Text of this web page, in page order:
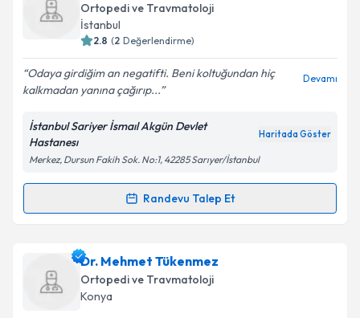
Ortopedi ve Travmatoloji
İstanbul
2.8 (2 Değerlendirme)
Odaya girdiğim an negatifti. Beni koltuğundan hiç
kalkmadan yanına çağırıp...
Devamı
İstanbul Sariyer İsmaıl Akgün Devlet
Hastanesı
Haritada Göster
Merkez, Dursun Fakih Sok. No:1, 42285 Sarıyer/İstanbul
Randevu Talep Et
Randevu Takvimi Talebi
Uzm. Dr. Mesut Cömertiçin randevu takvimi talebi
oluşturun. Size bu uzmandan randevu almanız için bir
takvim hazırlandığında e-posta ile bilgilendireceğiz.
Dr. Mehmet Tükenmez
Ortopedi ve Travmatoloji
Konya